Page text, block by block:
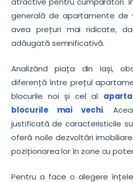
generală de apartamente de
avea prețuri mai ridicate,
adăugată semnificativă.
Analizând piața din Iași,
diferență între prețul
blocurile noi și cel al
blocurile mai vechi.
justificată de caracteristicile
oferă noile dezvoltări
poziționarea lor în zone cu
Pentru a face o alegere